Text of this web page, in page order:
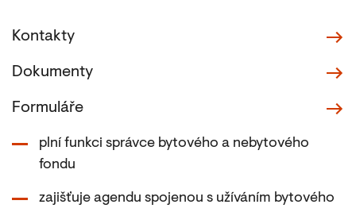
Kontakty
Dokumenty
Formuláře
plní funkci správce bytového a nebytového
fondu
zajišťuje agendu spojenou s užíváním bytového